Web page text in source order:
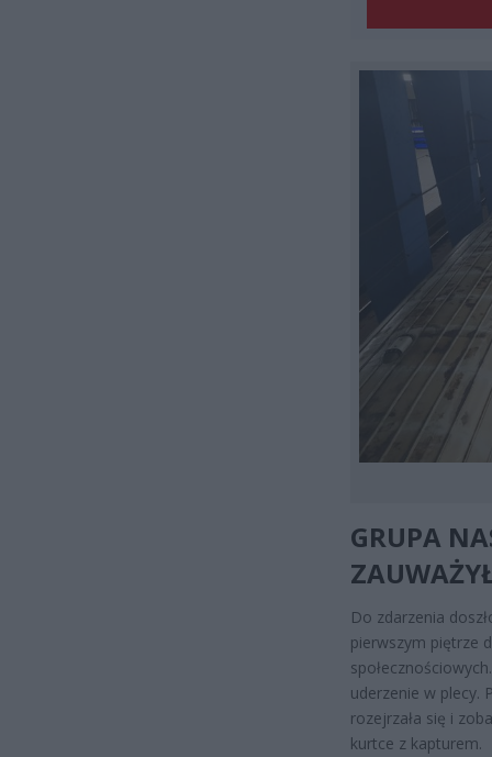
GRUPA
Do zdarzenia
pierwszym piętrze
uderzenie w plecy.
rozejrzała się i
kurtce z kapturem.